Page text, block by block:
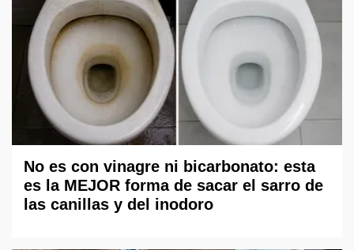
No es con vinagre ni bicarbonato: esta
es la MEJOR forma de sacar el sarro de
las canillas y del inodoro